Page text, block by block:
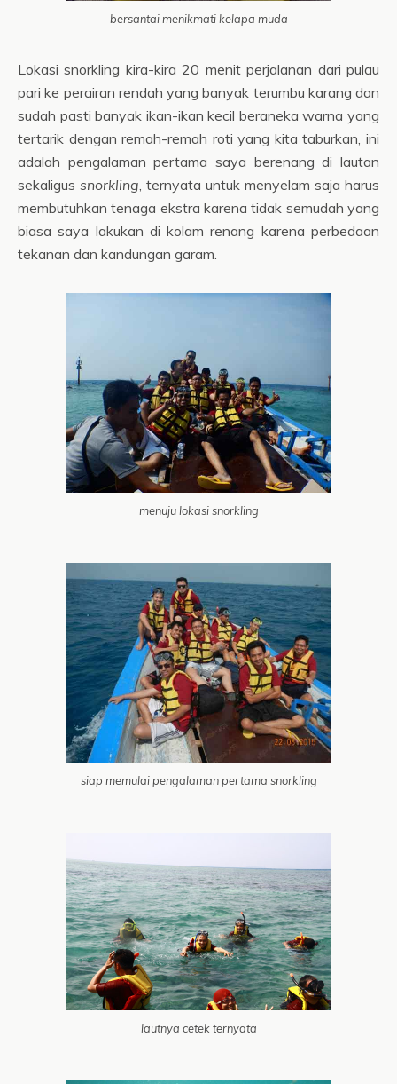
bersantai menikmati kelapa muda
Lokasi snorkling kira-kira 20 menit perjalanan dari pulau
pari ke perairan rendah yang banyak terumbu karang dan
sudah pasti banyak ikan-ikan kecil beraneka warna yang
tertarik dengan remah-remah roti yang kita taburkan, ini
adalah pengalaman pertama saya berenang di lautan
sekaligus snorkling, ternyata untuk menyelam saja harus
membutuhkan tenaga ekstra karena tidak semudah yang
biasa saya lakukan di kolam renang karena perbedaan
tekanan dan kandungan garam.
menuju lokasi snorkling
siap memulai pengalaman pertama snorkling
lautnya cetek ternyata